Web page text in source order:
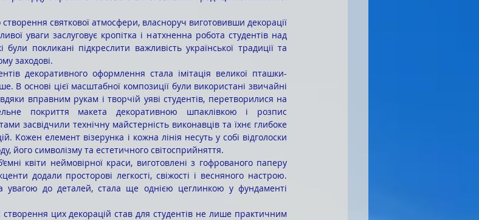
уваги заслуговує кропітка і натхненна робота студентів над
покликані підкреслити важливість української традиції та
заходові.
В основі цієї масштабної композиції були використані звичайні
вправним рукам і творчій уяві студентів, перетворилися на
покриття макета декоративною шпаклівкою і розпис
засвідчили технічну майстерність виконавців та їхнє глибоке
Кожен елемент візерунка і кожна лінія несуть у собі відголоски
його символізму та естетичного світосприйняття.
додали просторові легкості, свіжості і весняного настрою.
увагою до деталей, стала ще однією цеглинкою у фундаменті